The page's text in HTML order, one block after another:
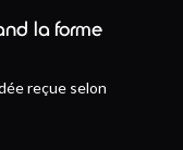
la forme
reçue selon